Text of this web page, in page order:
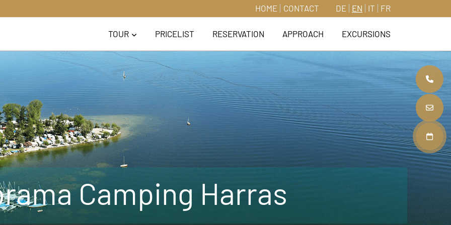
HOME CONTACT DE EN IT FR
TOUR PRICELIST RESERVATION APPROACH EXCURSIONS
Camping Harras